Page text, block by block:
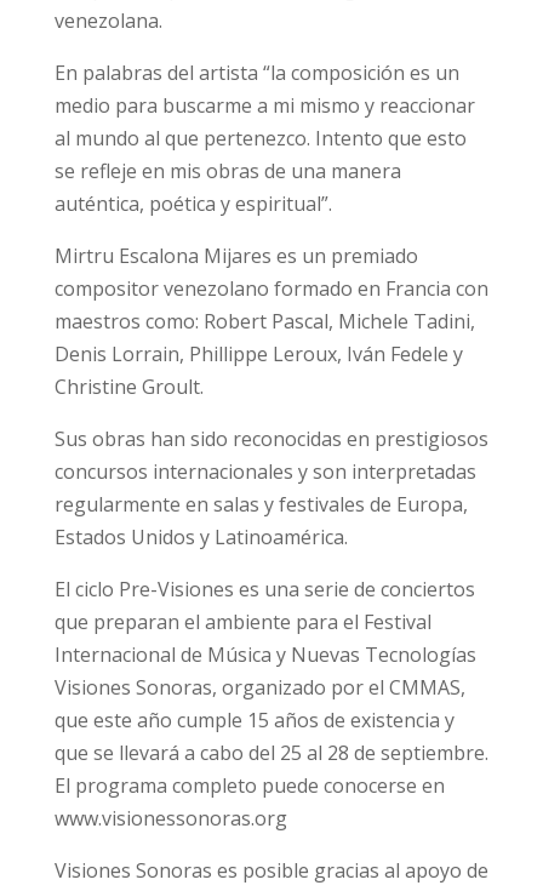
venezolana.
En palabras del artista “la composición es un
medio para buscarme a mi mismo y reaccionar
al mundo al que pertenezco. Intento que esto
se refleje en mis obras de una manera
auténtica, poética y espiritual”.
Mirtru Escalona Mijares es un premiado
compositor venezolano formado en Francia con
maestros como: Robert Pascal, Michele Tadini,
Denis Lorrain, Phillippe Leroux, Iván Fedele y
Christine Groult.
Sus obras han sido reconocidas en prestigiosos
concursos internacionales y son interpretadas
regularmente en salas y festivales de Europa,
Estados Unidos y Latinoamérica.
El ciclo Pre-Visiones es una serie de conciertos
que preparan el ambiente para el Festival
Internacional de Música y Nuevas Tecnologías
Visiones Sonoras, organizado por el CMMAS,
que este año cumple 15 años de existencia y
que se llevará a cabo del 25 al 28 de septiembre.
El programa completo puede conocerse en
www.visionessonoras.org
Visiones Sonoras es posible gracias al apoyo de